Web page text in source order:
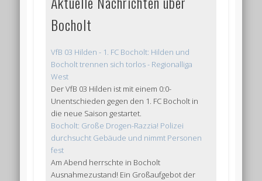
Bocholt
VfB 03 Hilden - 1. FC Bocholt: Hilden und
Bocholt trennen sich torlos - Regionalliga
West
Der VfB 03 Hilden ist mit einem 0:0-
Unentschieden gegen den 1. FC Bocholt in
die neue Saison gestartet.
Bocholt: Große Drogen-Razzia! Polizei
durchsucht Gebäude und nimmt Personen
fest
Am Abend herrschte in Bocholt
Ausnahmezustand! Ein Großaufgebot der